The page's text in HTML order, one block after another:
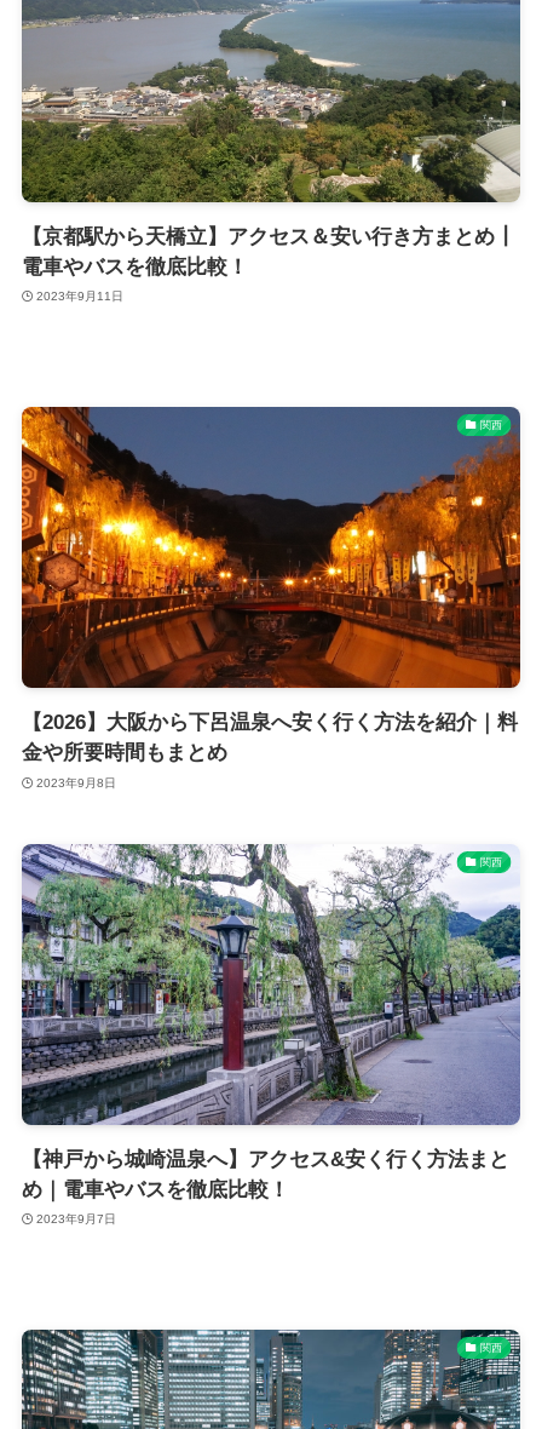
【京都駅から天橋立】アクセス＆安い行き方まとめ┃
電車やバスを徹底比較！
2023年9月11日
関西
【2026】大阪から下呂温泉へ安く行く方法を紹介｜料
金や所要時間もまとめ
2023年9月8日
関西
【神戸から城崎温泉へ】アクセス&安く行く方法まと
め｜電車やバスを徹底比較！
2023年9月7日
関西